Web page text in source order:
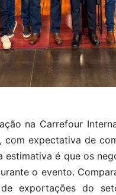
na Carrefour
com expectativa de
estimativa é que os
o evento.
exportações do